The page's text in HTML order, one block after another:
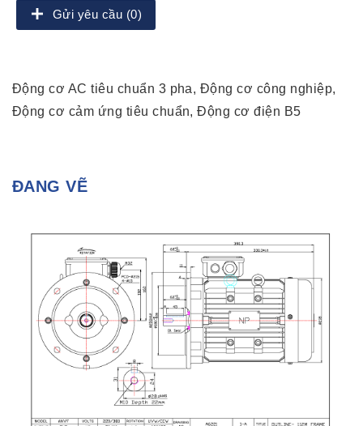
Gửi yêu cầu (0)
Động cơ AC tiêu chuẩn 3 pha, Động cơ công nghiệp,
Động cơ cảm ứng tiêu chuẩn, Động cơ điện B5
ĐANG VẼ